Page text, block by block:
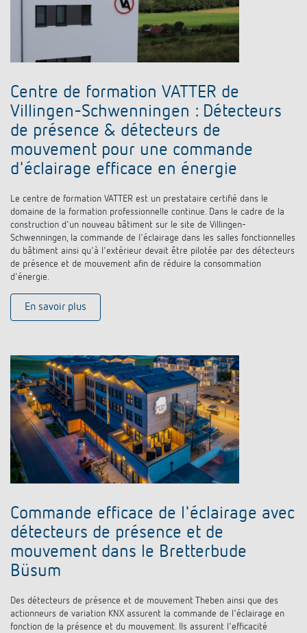
Centre de formation VATTER de
Villingen-Schwenningen : Détecteurs
de présence & détecteurs de
mouvement pour une commande
d'éclairage efficace en énergie
Le centre de formation VATTER est un prestataire certifié dans le
domaine de la formation professionnelle continue. Dans le cadre de la
construction d'un nouveau bâtiment sur le site de Villingen-
Schwenningen, la commande de l'éclairage dans les salles fonctionnelles
du bâtiment ainsi qu'à l'extérieur devait être pilotée par des détecteurs
de présence et de mouvement afin de réduire la consommation
d'énergie.
En savoir plus
Commande efficace de l'éclairage avec
détecteurs de présence et de
mouvement dans le Bretterbude
Büsum
Des détecteurs de présence et de mouvement Theben ainsi que des
actionneurs de variation KNX assurent la commande de l'éclairage en
fonction de la présence et du mouvement. Ils assurent l'efficacité